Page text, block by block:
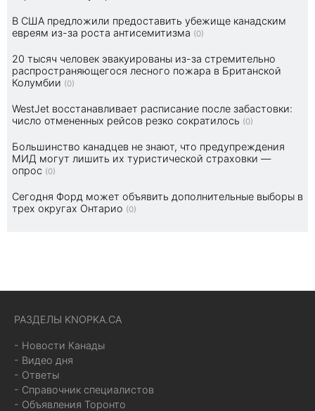
В США предложили предоставить убежище канадским
евреям из-за роста антисемитизма (0)
20 тысяч человек эвакуированы из-за стремительно
распространяющегося лесного пожара в Британской
Колумбии (0)
WestJet восстанавливает расписание после забастовки:
число отмененных рейсов резко сократилось (0)
Большинство канадцев не знают, что предупреждения
МИД могут лишить их туристической страховки —
опрос (0)
Сегодня Форд может объявить дополнительные выборы в
трех округах Онтарио (0)
РАЗДЕЛЫ KNOPKA.CA
- Новости Канады
- Видео дня
- Ответы
- Справочник специалистов
- Объявления Торонто